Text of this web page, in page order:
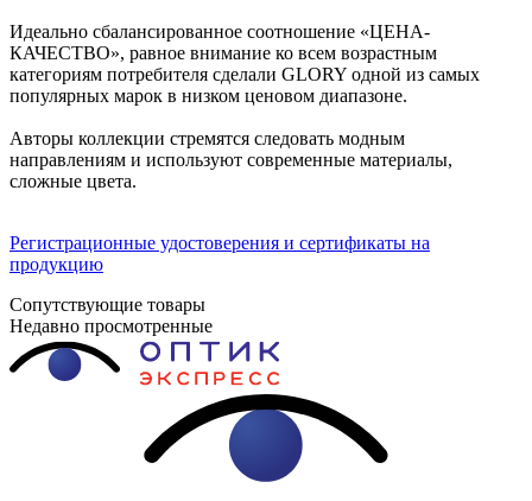
Идеально сбалансированное соотношение «ЦЕНА-
КАЧЕСТВО», равное внимание ко всем возрастным
категориям потребителя сделали GLORY одной из самых
популярных марок в низком ценовом диапазоне.
Авторы коллекции стремятся следовать модным
направлениям и используют современные материалы,
сложные цвета.
Регистрационные удостоверения и сертификаты на
продукцию
Сопутствующие товары
Недавно просмотренные